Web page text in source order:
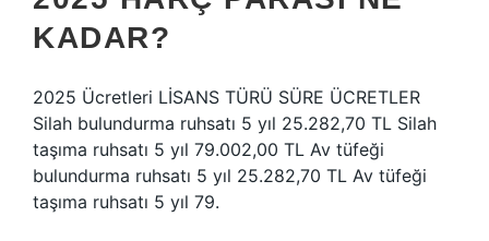
KADAR?
2025 Ücretleri LİSANS TÜRÜ SÜRE ÜCRETLER
Silah bulundurma ruhsatı 5 yıl 25.282,70 TL Silah
taşıma ruhsatı 5 yıl 79.002,00 TL Av tüfeği
bulundurma ruhsatı 5 yıl 25.282,70 TL Av tüfeği
taşıma ruhsatı 5 yıl 79.